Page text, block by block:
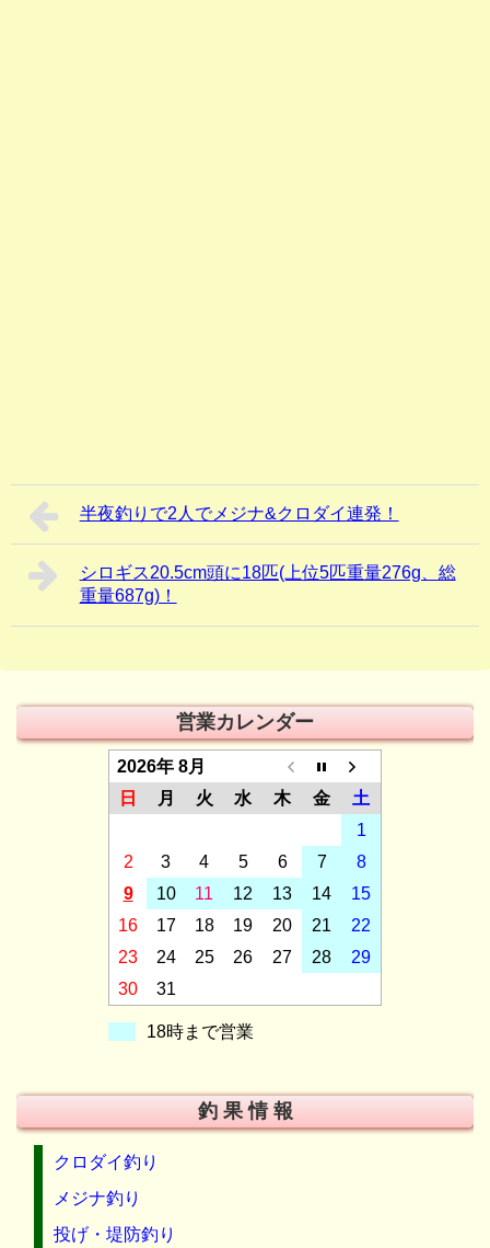
半夜釣りで2人でメジナ&クロダイ連発！
シロギス20.5cm頭に18匹(上位5匹重量276g、総
重量687g)！
営業カレンダー
2026年 8月
日
月 火 水 木 金
土
1
2
3 4 5 6 7
8
9
10 11 12 13 14
15
16
17 18 19 20 21
22
23
24 25 26 27 28
29
30
31
18時まで営業
釣 果 情 報
クロダイ釣り
メジナ釣り
投げ・堤防釣り